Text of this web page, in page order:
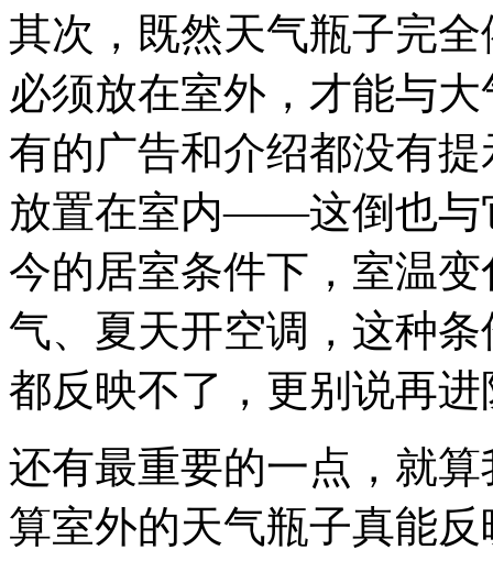
其次，既然天气瓶子完
必须放在室外，才能与
有的广告和介绍都没有
放置在室内——这倒也与
今的居室条件下，室温
气、夏天开空调，这种
都反映不了，更别说再
还有最重要的一点，就
算室外的天气瓶子真能